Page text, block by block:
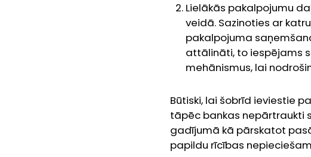
Lielākās pakalpojumu
veidā. Sazinoties ar
pakalpojuma
attālināti, to iespējams
mehānismus, lai
Būtiski, lai šobrīd ieviestie
tāpēc bankas nepārtraukti
gadījumā kā pārskatot
papildu rīcības